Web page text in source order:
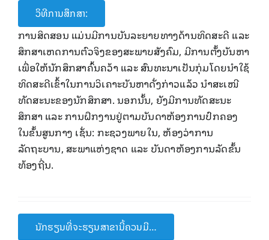
ວິທີການສຶກສາ:
ການສິດສອນ ແມ່ນມີການບັນລະຍາຍທາງດ້ານທິດສະດີ ແລະ
ສຶກສາເຫດການຕົວຈິງຂອງສະພາບສັງຄົມ, ມີການຕັ້ງ​ບັນຫາ
ເພື່ອໃຫ້ນັກສຶກສາຄົ້ນຄວ້າ ແລະ ສົນທະນາເປັນກຸ່ມ​ໂດຍ​ນຳ​ໃຊ້​
ທິດ​ສະ​ດີ​ເຂົ້າ​ໃນ​ການ​ວິ​ເຄາະ​ບັນ​ຫາ​ດັ່ງກ່າວແລ້ວ ນໍາສະເໜີ
ທັດສະນະຂອງນັກສຶກສາ. ນອກນັ້ນ, ຍັງມີການທັດສະນະ
ສຶກສາ ແລະ ການຝຶກງານຢູ່ຕາມບັນດາຫ້ອງການປົກຄອງ
ໃນຂັ້ນສູນກາງ ເຊັ່ນ: ກະຊວງພາຍໃນ, ຫ້ອງວ່າການ
ລັດຖະບານ, ສະພາແຫ່ງຊາດ ແລະ ບັນດາ​ຫ້ອງການ​ລັດຂັ້ນ
ທ້ອງຖີ່ນ.
ນັກຮຽນທີ່ຈະຮຽນສາຂານີ້ຄວນມີ…